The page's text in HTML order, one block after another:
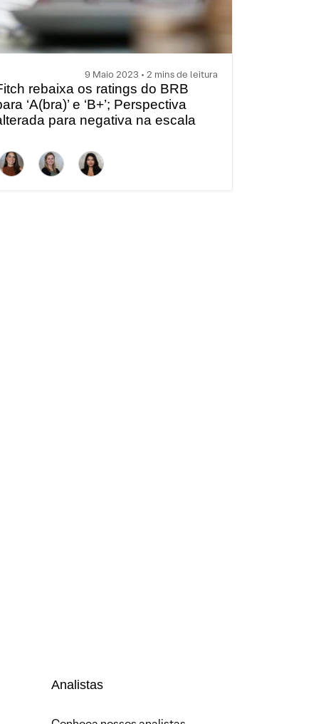
9 Maio 2023 • 2 mins de leitura
rebaixa os ratings do BRB
‘A(bra)’ e ‘B+’; Perspectiva
para negativa na escala
Analistas